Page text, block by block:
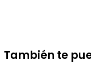
También te